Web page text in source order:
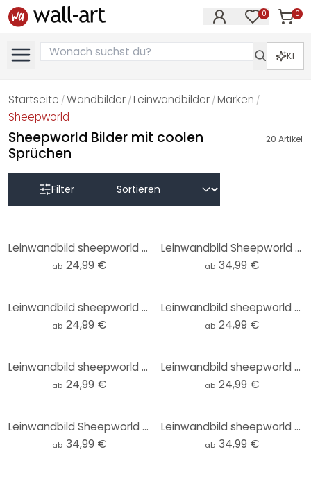
0 0
KI
Startseite /Wandbilder / Leinwandbilder / Marken /
Sheepworld
Sheepworld Bilder mit coolen
Sprüchen
20 Artikel
Filter
Leinwandbild sheepworld Worthelden Egal
ab 24,99 €
Leinwandbild Sheepworld - Quarantäne doof
ab 34,99 €
Leinwandbild sheepworld Glücksbringer
ab 24,99 €
Leinwandbild sheepworld Worthelden Krone richten
ab 24,99 €
Leinwandbild sheepworld Worthelden Schokolade
ab 24,99 €
Leinwandbild sheepworld Worthelden Freestyle
ab 24,99 €
Leinwandbild Sheepworld - Quarantine sucks
ab 34,99 €
Leinwandbild sheepworld Finger weg! Meins!
ab 34,99 €